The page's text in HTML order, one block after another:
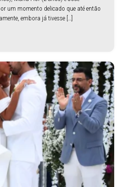
um momento delicado que até então
embora já tivesse […]